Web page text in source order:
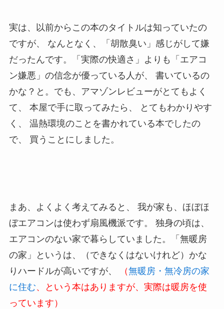
実は、以前からこの本のタイトルは知っていたの
ですが、 なんとなく、「胡散臭い」感じがして嫌
だったんです。「実際の快適さ」よりも「エアコ
ン嫌悪」の信念が優っている人が、 書いているの
かな？と。でも、アマゾンレビューがとてもよく
て、 本屋で手に取ってみたら、 とてもわかりやす
く、 温熱環境のことを書かれている本でしたの
で、 買うことにしました。
まあ、よくよく考えてみると、 我が家も、ほぼほ
ぼエアコンは使わず扇風機派です。 独身の頃は、
エアコンのない家で暮らしていました。「無暖房
の家」というは、（できなくはないけれど）かな
りハードルが高いですが、
（無暖房・無冷房の家
に住む、という本はありますが、実際は暖房を使
っています）